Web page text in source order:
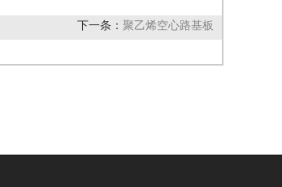
下一条： 聚乙烯空心路基板